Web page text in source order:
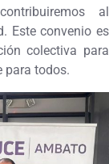
al
Este convenio es
colectiva para
para todos.